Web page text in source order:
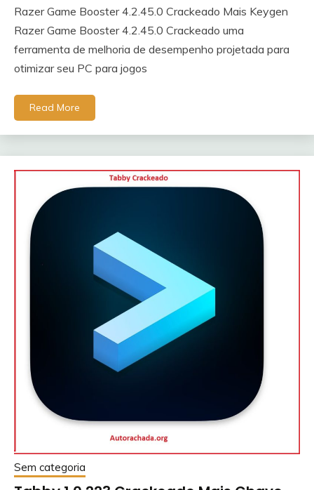
Razer Game Booster 4.2.45.0 Crackeado Mais Keygen
Razer Game Booster 4.2.45.0 Crackeado uma
ferramenta de melhoria de desempenho projetada para
otimizar seu PC para jogos
Read More
Sem categoria